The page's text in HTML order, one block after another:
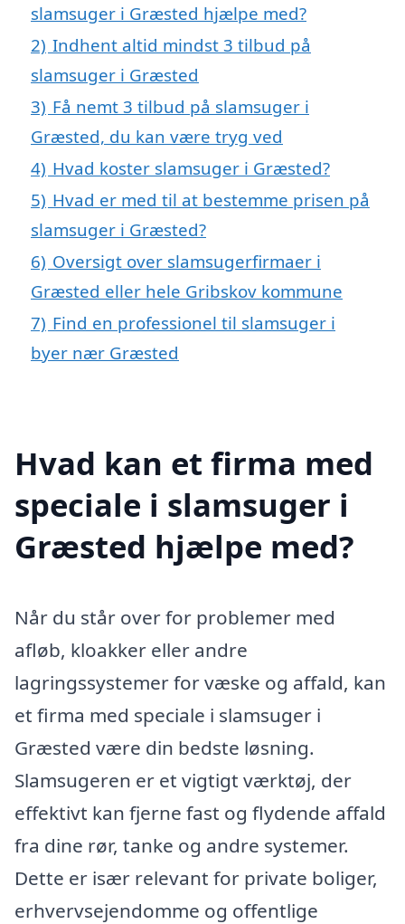
slamsuger i Græsted hjælpe med?
2) Indhent altid mindst 3 tilbud på
slamsuger i Græsted
3) Få nemt 3 tilbud på slamsuger i
Græsted, du kan være tryg ved
4) Hvad koster slamsuger i Græsted?
5) Hvad er med til at bestemme prisen på
slamsuger i Græsted?
6) Oversigt over slamsugerfirmaer i
Græsted eller hele Gribskov kommune
7) Find en professionel til slamsuger i
byer nær Græsted
Hvad kan et firma med
speciale i slamsuger i
Græsted hjælpe med?
Når du står over for problemer med
afløb, kloakker eller andre
lagringssystemer for væske og affald, kan
et firma med speciale i slamsuger i
Græsted være din bedste løsning.
Slamsugeren er et vigtigt værktøj, der
effektivt kan fjerne fast og flydende affald
fra dine rør, tanke og andre systemer.
Dette er især relevant for private boliger,
erhvervsejendomme og offentlige